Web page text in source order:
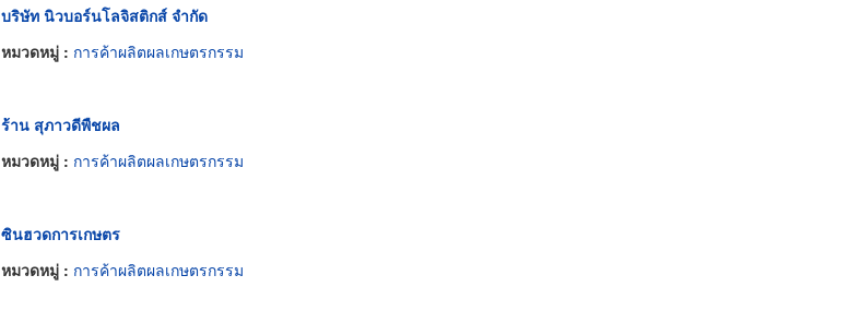
บริษัท นิวบอร์นโลจิสติกส์ จำกัด
หมวดหมู่ : การค้าผลิตผลเกษตรกรรม
ร้าน สุภาวดีพืชผล
หมวดหมู่ : การค้าผลิตผลเกษตรกรรม
ซินฮวดการเกษตร
หมวดหมู่ : การค้าผลิตผลเกษตรกรรม